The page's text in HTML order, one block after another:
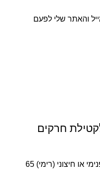
והאתר שלי לפעם
תרסיס לקטילת חרקים לשימוש פנימי או חיצוני (רימי) 65